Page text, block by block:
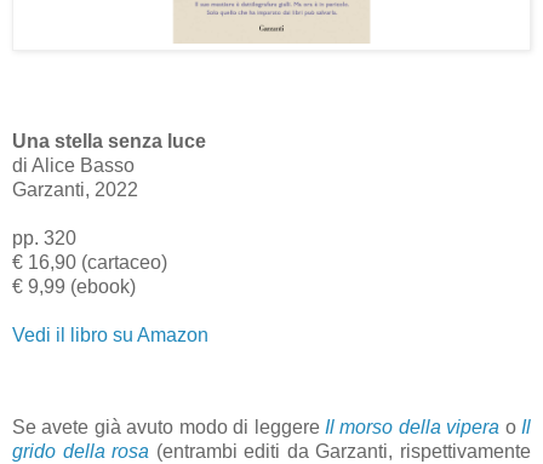
Una stella senza luce
di Alice Basso
Garzanti, 2022
pp. 320
€ 16,90 (cartaceo)
€ 9,99 (ebook)
Vedi il libro su Amazon
Se avete già avuto modo di leggere Il morso della vipera o Il
grido della rosa (entrambi editi da Garzanti, rispettivamente